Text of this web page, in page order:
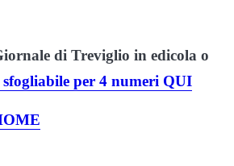
di Treviglio in edicola o
per 4 numeri QUI